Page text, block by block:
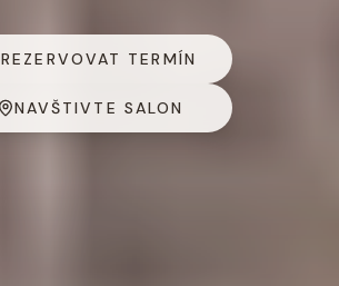
REZERVOVAT TERMÍN
NAVŠTIVTE SALON